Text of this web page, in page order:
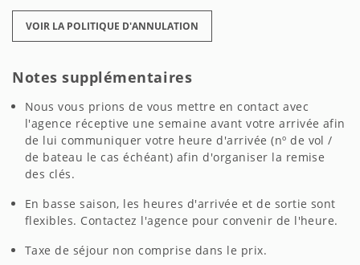
VOIR LA POLITIQUE D'ANNULATION
Notes supplémentaires
Nous vous prions de vous mettre en contact avec
l'agence réceptive une semaine avant votre arrivée afin
de lui communiquer votre heure d'arrivée (nº de vol /
de bateau le cas échéant) afin d'organiser la remise
des clés.
En basse saison, les heures d'arrivée et de sortie sont
flexibles. Contactez l'agence pour convenir de l'heure.
Taxe de séjour non comprise dans le prix.